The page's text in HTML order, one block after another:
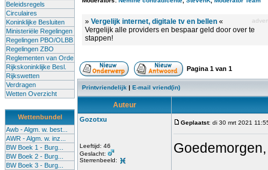
Beleidsregels
Circulaires
Koninklijke Besluiten
Ministeriële Regelingen
Regelingen PBO/OLBB
Regelingen ZBO
Reglementen van Orde
Rijkskoninklijke Besl.
Rijkswetten
Verdragen
Wetten Overzicht
Wettenbundel
Awb - Algm. w. best...
AWR - Algm. w. inz...
BW Boek 1 - Burg...
BW Boek 2 - Burg...
BW Boek 3 - Burg...
» Vergelijk internet, digitale tv en bellen «
Vergelijk alle providers en bespaar geld door over te
stappen!
Pagina 1 van 1
Printvriendelijk | E-mail vriend(in)
Auteur
Gozotxu
Leeftijd: 46
Geslacht:
Sterrenbeeld:
Geplaatst: di 30 mrt 2021
Goedemorgen,